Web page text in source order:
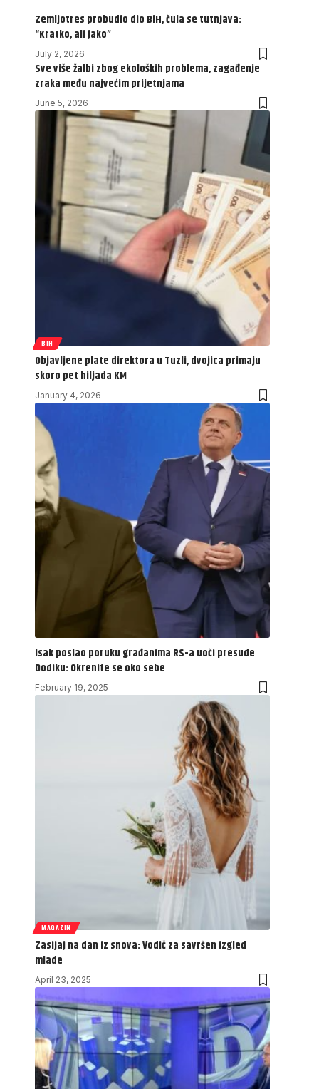
Zemljotres probudio dio BiH, čula se tutnjava:
“Kratko, ali jako”
July 2, 2026
Sve više žalbi zbog ekoloških problema, zagađenje
zraka među najvećim prijetnjama
June 5, 2026
BIH
Objavljene plate direktora u Tuzli, dvojica primaju
skoro pet hiljada KM
January 4, 2026
Isak poslao poruku građanima RS-a uoči presude
Dodiku: Okrenite se oko sebe
February 19, 2025
MAGAZIN
Zasijaj na dan iz snova: Vodič za savršen izgled
mlade
April 23, 2025